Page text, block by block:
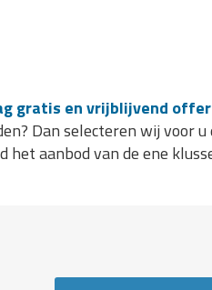
gratis en vrijblijvend
Dan selecteren wij voor u
aanbod van de ene